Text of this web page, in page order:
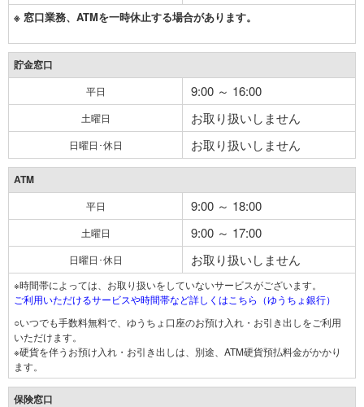
※ 窓口業務、ATMを一時休止する場合があります。
貯金窓口
平日 9:00 ～ 16:00
土曜日 お取り扱いしません
日曜日･休日 お取り扱いしません
ATM
平日 9:00 ～ 18:00
土曜日 9:00 ～ 17:00
日曜日･休日 お取り扱いしません
※時間帯によっては、お取り扱いをしていないサービスがございます。
ご利用いただけるサービスや時間帯など詳しくはこちら（ゆうちょ銀行）
○いつでも手数料無料で、ゆうちょ口座のお預け入れ・お引き出しをご利用
いただけます。
※硬貨を伴うお預け入れ・お引き出しは、別途、ATM硬貨預払料金がかかり
ます。
保険窓口